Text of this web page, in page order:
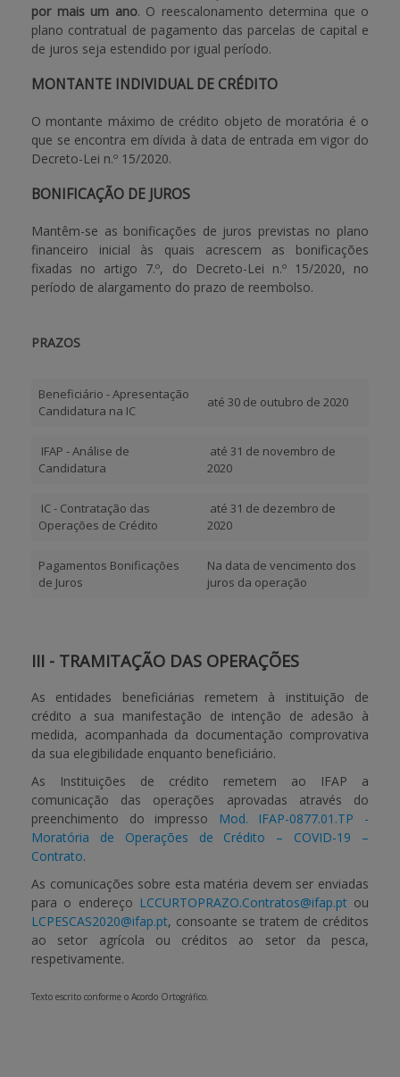
por mais um ano. O reescalonamento determina que o
plano contratual de pagamento das parcelas de capital e
de juros seja estendido por igual período.
MONTANTE INDIVIDUAL DE CRÉDITO
O montante máximo de crédito objeto de moratória é o
que se encontra em dívida à data de entrada em vigor do
Decreto-Lei n.º 15/2020.
BONIFICAÇÃO DE JUROS
Mantêm-se as bonificações de juros previstas no plano
financeiro inicial às quais acrescem as bonificações
fixadas no artigo 7.º, do
Decreto-Lei n.º 15/2020, no
período de alargamento do prazo de reembolso.
PRAZOS
Beneficiário - Apresentação
Candidatura na IC
até 30 de outubro de 2020
IFAP - Análise de
Candidatura
até 31 de novembro de
2020
IC - Contratação das
Operações de Crédito
até 31 de dezembro de
2020
Pagamentos Bonificações
de Juros
Na data de vencimento dos
juros da operação
III - TRAMITAÇÃO DAS OPERAÇÕES
As entidades beneficiárias remetem à instituição de
crédito a sua manifestação de intenção de adesão à
medida, acompanhada da documentação comprovativa
da sua elegibilidade enquanto beneficiário.
As Instituições de crédito remetem ao IFAP a
comunicação das operações aprovadas através do
preenchimento do impresso
Mod. IFAP-0877.01.TP -
Moratória de Operações de Crédito – COVID-19 –
Contrato.
As comunicações sobre esta matéria devem ser enviadas
para o endereço LCCURTOPRAZO.Contratos@ifap.pt ou
LCPESCAS2020@ifap.pt, consoante se tratem de créditos
ao setor agrícola ou créditos ao setor da pesca,
respetivamente.
Texto escrito conforme o Acordo Ortográfico.